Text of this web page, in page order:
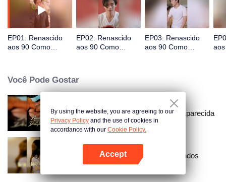
Abra o programa
EP01: Renascido
aos 90 Como
EP02: Renascido
aos 90 Como
EP03: Renascido
aos 90 Como
Você Pode Gostar
Amarrado à Minha Esposa Desaparecida
Ressentimento Através dos Mundos
By using the website, you are agreeing to our
Privacy Policy and the use of cookies in
accordance with our Cookie Policy.
Accept